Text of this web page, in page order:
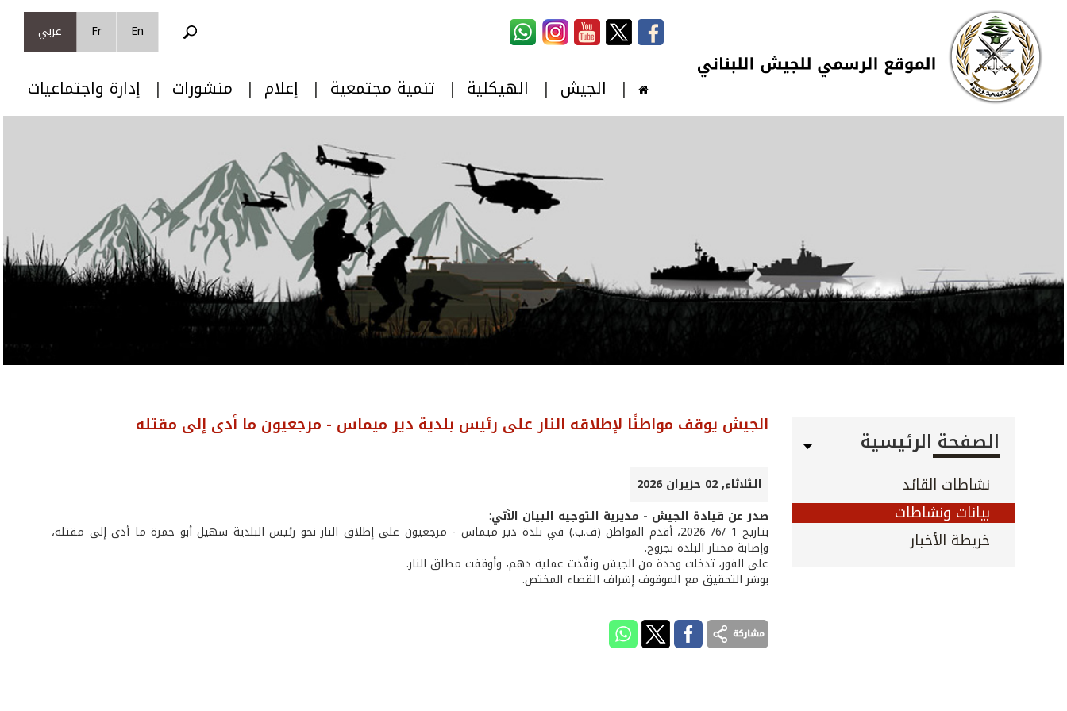
تجاوز إلى المحتوى الرئيسي
Skip to navigation
En
Fr عربي
الجيش الهيكلية تنمية مجتمعية إعلام منشورات إدارة واجتماعيات
الصفحة الرئيسية
نشاطات القائد
بيانات ونشاطات
خريطة الأخبار
الجيش يوقف مواطنًا لإطلاقه النار على رئيس بلدية دير ميماس - مرجعيون ما أدى إلى مقتله
الثلاثاء, 02 حزيران 2026
صدر عن قيادة الجيش - مديرية التوجيه البيان الآتي:
بتاريخ 1 /6/ 2026، أقدم المواطن (ف.ب.) في بلدة دير ميماس - مرجعيون على إطلاق النار نحو رئيس البلدية سهيل أبو جمرة ما أدى إلى مقتله،
وإصابة مختار البلدة بجروح.
على الفور، تدخلت وحدة من الجيش ونفّذت عملية دهم، وأوقفت مطلق النار.
بوشر التحقيق مع الموقوف إشراف القضاء المختص.